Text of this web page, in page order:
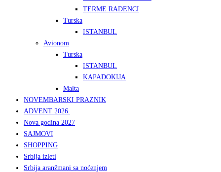
TERME RADENCI
Turska
ISTANBUL
Avionom
Turska
ISTANBUL
KAPADOKIJA
Malta
NOVEMBARSKI PRAZNIK
ADVENT 2026.
Nova godina 2027
SAJMOVI
SHOPPING
Srbija izleti
Srbija aranžmani sa noćenjem